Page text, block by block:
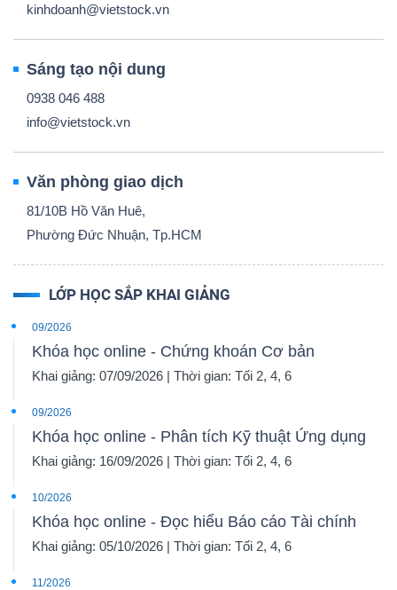
kinhdoanh@vietstock.vn
Sáng tạo nội dung
0938 046 488
info@vietstock.vn
Văn phòng giao dịch
81/10B Hồ Văn Huê,
Phường Đức Nhuận, Tp.HCM
LỚP HỌC SẮP KHAI GIẢNG
09/2026
Khóa học online - Chứng khoán Cơ bản
Khai giảng: 07/09/2026 | Thời gian: Tối 2, 4, 6
09/2026
Khóa học online - Phân tích Kỹ thuật Ứng dụng
Khai giảng: 16/09/2026 | Thời gian: Tối 2, 4, 6
10/2026
Khóa học online - Đọc hiểu Báo cáo Tài chính
Khai giảng: 05/10/2026 | Thời gian: Tối 2, 4, 6
11/2026